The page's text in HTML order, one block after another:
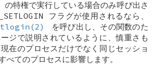
特権で実行している場合のみ呼び出さ
フラグが使用されるなら、
を呼び出し、その関数のた
ジで説明されているように、慎重さも
在のプロセスだけでなく同じセッショ
べてのプロセスに影響します。